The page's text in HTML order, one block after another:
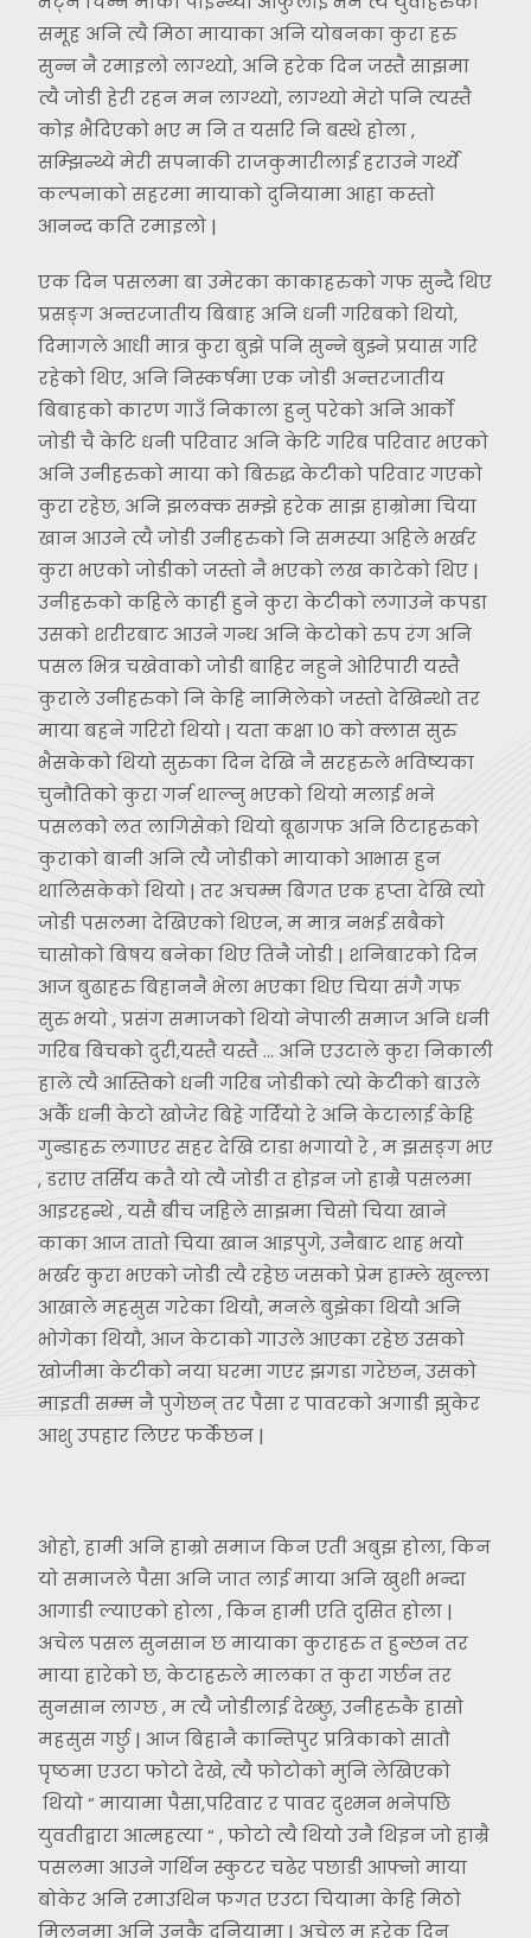
समूह अनि त्यै मिठा मायाका अनि योबनका कुरा हरु
सुन्न नै रमाइलो लाग्थ्यो, अनि हरेक दिन जस्तै साझमा
त्यै जोडी हेरी रहन मन लाग्थ्यो, लाग्थ्यो मेरो पनि त्यस्तै
कोइ भैदिएको भए म नि त यसरि नि बस्थे होला ,
सम्झिन्थ्ये मेरी सपनाकी राजकुमारीलाई हराउने गर्थ्ये
कल्पनाको सहरमा मायाको दुनियामा आहा कस्तो
आनन्द कति रमाइलो |
एक दिन पसलमा बा उमेरका काकाहरुको गफ सुन्दै थिए
प्रसङ्ग अन्तरजातीय बिबाह अनि धनी गरिबको थियो,
दिमागले आधी मात्र कुरा बुझे पनि सुन्ने बुझ्ने प्रयास गरि
रहेको थिए, अनि निस्कर्षमा एक जोडी अन्तरजातीय
बिबाहको कारण गाउँ निकाला हुनु परेको अनि आर्को
जोडी चै केटि धनी परिवार अनि केटि गरिब परिवार भएको
अनि उनीहरुको माया को बिरुद्ध केटीको परिवार गएको
कुरा रहेछ, अनि झलक्क सम्झे हरेक साझ हाम्रोमा चिया
खान आउने त्यै जोडी उनीहरुको नि समस्या अहिले भर्खर
कुरा भएको जोडीको जस्तो नै भएको लख काटेको थिए |
उनीहरुको कहिले काही हुने कुरा केटीको लगाउने कपडा
उसको शरीरबाट आउने गन्ध अनि केटोको रुप रंग अनि
पसल भित्र चखेवाको जोडी बाहिर नहुने ओरिपारी यस्तै
कुराले उनीहरुको नि केहि नामिलेको जस्तो देखिन्थो तर
माया बहने गरिरो थियो | यता कक्षा १० को क्लास सुरु
भैसकेको थियो सुरुका दिन देखि नै सरहरुले भविष्यका
चुनौतिको कुरा गर्न थाल्नु भएको थियो मलाई भने
पसलको लत लागिसेको थियो बूढागफ अनि ठिटाहरुको
कुराको बानी अनि त्यै जोडीको मायाको आभास हुन
थालिसकेको थियो | तर अचम्म बिगत एक हप्ता देखि त्यो
जोडी पसलमा देखिएको थिएन, म मात्र नभई सबैको
चासोको बिषय बनेका थिए तिनै जोडी | शनिबारको दिन
आज बुढाहरु बिहाननै भेला भएका थिए चिया संगै गफ
सुरु भयो , प्रसंग समाजको थियो नेपाली समाज अनि धनी
गरिब बिचको दुरी,यस्तै यस्तै … अनि एउटाले कुरा निकाली
हाले त्यै आस्तिको धनी गरिब जोडीको त्यो केटीको बाउले
अर्कै धनी केटो खोजेर बिहे गर्दियो रे अनि केटालाई केहि
गुन्डाहरु लगाएर सहर देखि टाडा भगायो रे , म झसङ्ग भए
, डराए तर्सिय कतै यो त्यै जोडी त होइन जो हाम्रै पसलमा
आइरहन्थे , यसै बीच जहिले साझमा चिसो चिया खाने
काका आज तातो चिया खान आइपुगे, उनैबाट थाह भयो
भर्खर कुरा भएको जोडी त्यै रहेछ जसको प्रेम हाम्ले खुल्ला
आखाले महसुस गरेका थियौ, मनले बुझेका थियौ अनि
भोगेका थियौ, आज केटाको गाउले आएका रहेछ उसको
खोजीमा केटीको नया घरमा गएर झगडा गरेछन, उसको
माइती सम्म नै पुगेछन् तर पैसा र पावरको अगाडी झुकेर
आशु उपहार लिएर फर्केछन |
ओहो, हामी अनि हाम्रो समाज किन एती अबुझ होला, किन
यो समाजले पैसा अनि जात लाई माया अनि खुशी भन्दा
आगाडी ल्याएको होला , किन हामी एति दुसित होला |
अचेल पसल सुनसान छ मायाका कुराहरु त हुन्छन तर
माया हारेको छ, केटाहरुले मालका त कुरा गर्छन तर
सुनसान लाग्छ , म त्यै जोडीलाई देख्छु, उनीहरुकै हासो
महसुस गर्छु | आज बिहानै कान्तिपुर प्रत्रिकाको सातौ
पृष्ठमा एउटा फोटो देखे, त्यै फोटोको मुनि लेखिएको
थियो “ मायामा पैसा,परिवार र पावर दुश्मन भनेपछि
युवतीद्वारा आत्महत्या “ , फोटो त्यै थियो उनै थिइन जो हाम्रै
पसलमा आउने गर्थिन स्कुटर चढेर पछाडी आफ्नो माया
बोकेर अनि रमाउथिन फगत एउटा चियामा केहि मिठो
मिलनमा अनि उनकै दुनियामा | अचेल म हरेक दिन